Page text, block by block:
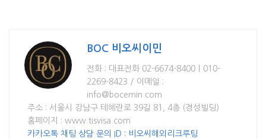
BOC 비오씨이민
전화 : 대표전화 02-6674-8400ㅣ010-
2269-8423 / 이메일 :
info@bocemin.com
주소 : 서울시 강남구 테혜란로 39길 81, 4층 (경성빌딩)
홈페이지 : www.tisvisa.com
카카오톡 채팅 상담 문의 ID : 비오씨해외리크루팅